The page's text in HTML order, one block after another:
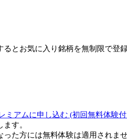
とお気に入り銘柄を無制限で登
ミアムに申し込む (初回無料体験
す。
た方には無料体験は適用されませ